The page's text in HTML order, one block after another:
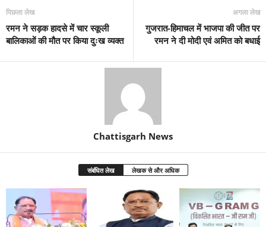
पिछला लेख
रमन ने सड़क हादसे में चार स्कूली
बालिकाओं की मौत पर किया दुःख व्यक्त
अगला लेख
गुजरात-हिमाचल में भाजपा की जीत पर
रमन ने दी मोदी एवं अमित को बधाई
Chattisgarh News
संबंधित लेख लेखक से और अधिक